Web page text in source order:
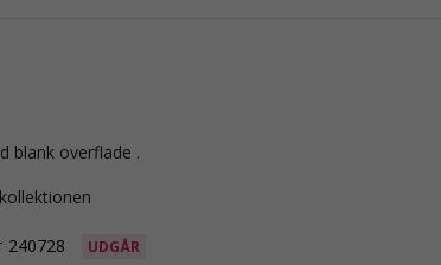
blank overflade .
240728 UDGÅR